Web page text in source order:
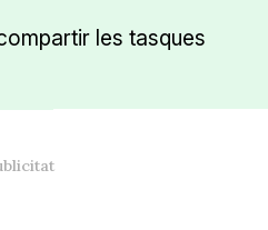
les tasques